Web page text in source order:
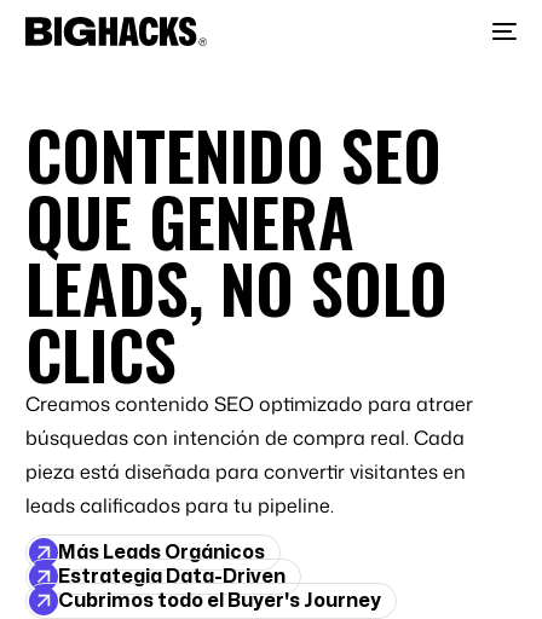
CONTENIDO SEO
QUE GENERA
LEADS, NO SOLO
CLICS
Creamos contenido SEO optimizado para atraer
búsquedas con intención de compra real. Cada
pieza está diseñada para convertir visitantes en
leads calificados para tu pipeline.
Más Leads Orgánicos
Estrategia Data-Driven
Cubrimos todo el Buyer's Journey